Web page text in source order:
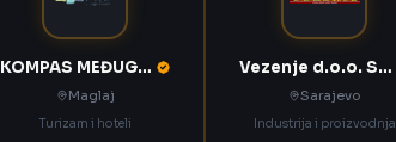
KOMPAS MEĐUGORJE d.d. Međugorje
Maglaj
Turizam i hoteli
Vezenje d.o.o. Sarajevo
Sarajevo
Industrija i proizvodnja